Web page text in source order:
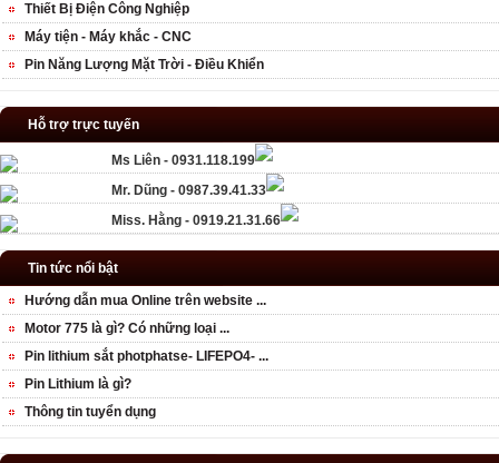
Thiết Bị Điện Công Nghiệp
Máy tiện - Máy khắc - CNC
Pin Năng Lượng Mặt Trời - Điều Khiển
Hỗ trợ trực tuyến
Ms Liên - 0931.118.199
Mr. Dũng - 0987.39.41.33
Miss. Hằng - 0919.21.31.66
Tin tức nổi bật
Hướng dẫn mua Online trên website ...
Motor 775 là gì? Có những loại ...
Pin lithium sắt photphatse- LIFEPO4- ...
Pin Lithium là gì?
Thông tin tuyển dụng